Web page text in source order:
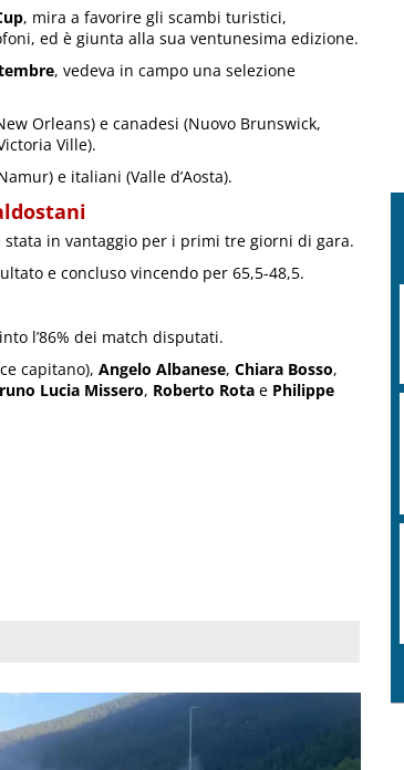
, mira a favorire gli scambi turistici,
ed è giunta alla sua ventunesima edizione.
, vedeva in campo una selezione
Orleans) e canadesi (Nuovo Brunswick,
Ville).
e italiani (Valle d’Aosta).
in vantaggio per i primi tre giorni di gara.
e concluso vincendo per 65,5-48,5.
l’86% dei match disputati.
capitano), Angelo Albanese, Chiara Bosso,
Lucia Missero, Roberto Rota e Philippe